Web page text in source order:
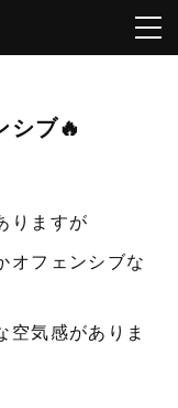
ブ🔥
りますが
オフェンシブな
空気感がありま